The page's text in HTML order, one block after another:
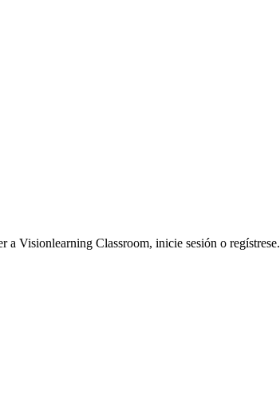
a Visionlearning Classroom, inicie sesión o regístrese.